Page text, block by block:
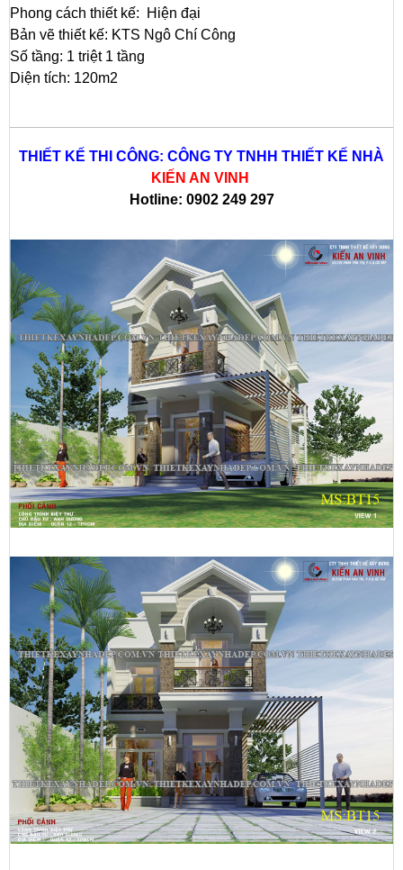
Phong cách thiết kế: Hiện đại
Bản vẽ thiết kế: KTS Ngô Chí Công
Số tầng: 1 triệt 1 tầng
Diện tích: 120m2
THIẾT KẾ THI CÔNG: CÔNG TY TNHH THIẾT KẾ NHÀ
KIẾN AN VINH
Hotline: 0902 249 297